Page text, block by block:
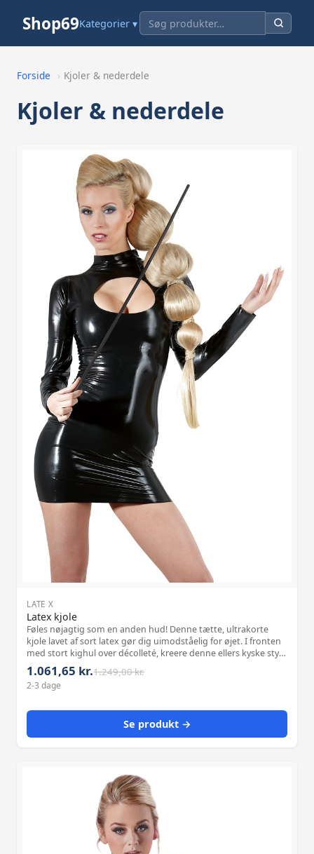
Shop69Kategorier ▾
Forside › Kjoler & nederdele
Kjoler & nederdele
LATE X
Latex kjole
Føles nøjagtig som en anden hud! Denne tætte, ultrakorte
kjole lavet af sort latex gør dig uimodståelig for øjet. I fronten
med stort kighul over décolleté, kreere denne ellers kyske style
med lange arm og stand-up krage en rafineret kontrast.
Lynlås på r
1.061,65 kr.1.249,00 kr.
2-3 dage
Se produkt →